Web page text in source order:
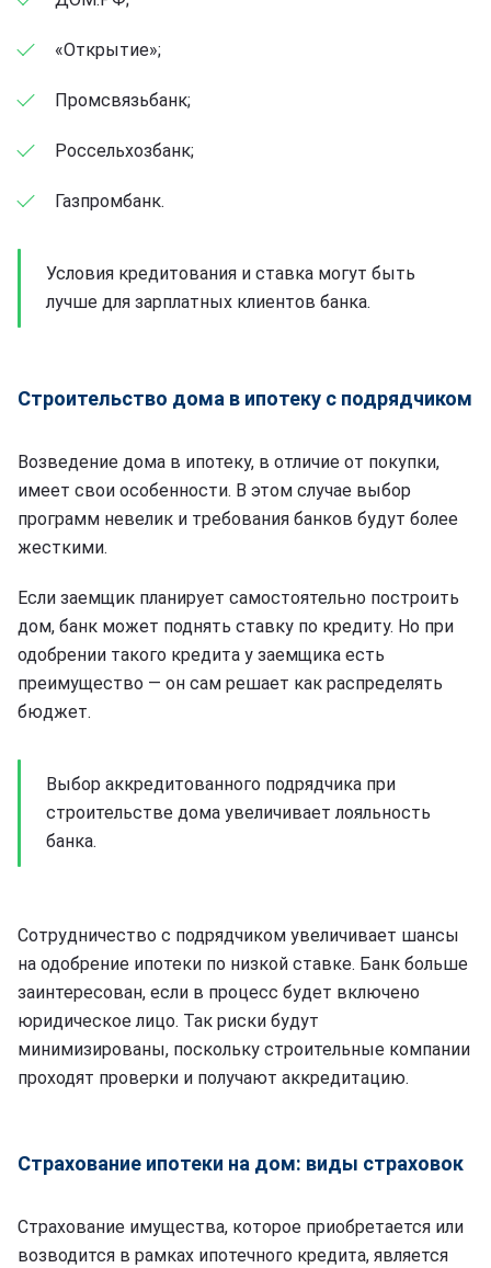
«Открытие»;
Промсвязьбанк;
Россельхозбанк;
Газпромбанк.
Условия кредитования и ставка могут быть
лучше для зарплатных клиентов банка.
Строительство дома в ипотеку с подрядчиком
Возведение дома в ипотеку, в отличие от покупки,
имеет свои особенности. В этом случае выбор
программ невелик и требования банков будут более
жесткими.
Если заемщик планирует самостоятельно построить
дом, банк может поднять ставку по кредиту. Но при
одобрении такого кредита у заемщика есть
преимущество — он сам решает как распределять
бюджет.
Выбор аккредитованного подрядчика при
строительстве дома увеличивает лояльность
банка.
Сотрудничество с подрядчиком увеличивает шансы
на одобрение ипотеки по низкой ставке. Банк больше
заинтересован, если в процесс будет включено
юридическое лицо. Так риски будут
минимизированы, поскольку строительные компании
проходят проверки и получают аккредитацию.
Страхование ипотеки на дом: виды страховок
Страхование имущества, которое приобретается или
возводится в рамках ипотечного кредита, является